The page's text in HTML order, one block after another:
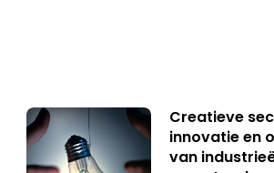
Creatieve
innovatie en
van